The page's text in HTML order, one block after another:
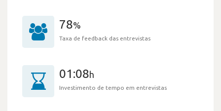
78%
Taxa de feedback das entrevistas
01:08h
Investimento de tempo em entrevistas